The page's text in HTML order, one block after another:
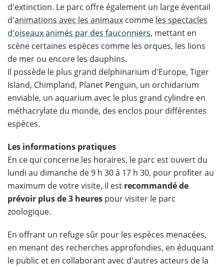
d'extinction. Le parc offre également un large éventail
d'animations avec les animaux comme les spectacles
d'oiseaux animés par des fauconniers, mettant en
scène certaines espèces comme les orques, les lions
de mer ou encore les dauphins.
Il possède le plus grand delphinarium d'Europe, Tiger
Island, Chimpland, Planet Penguin, un orchidarium
enviable, un aquarium avec le plus grand cylindre en
méthacrylate du monde, des enclos pour différentes
espèces.
Les informations pratiques
En ce qui concerne les horaires, le parc est ouvert du
lundi au dimanche de 9 h 30 à 17 h 30, pour profiter au
maximum de votre visite, il est recommandé de
prévoir plus de 3 heures pour visiter le parc
zoologique.
En offrant un refuge sûr pour les espèces menacées,
en menant des recherches approfondies, en éduquant
le public et en collaborant avec d'autres acteurs de la